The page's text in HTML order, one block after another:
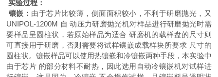
实验过程：
镶嵌： 由于芯片比较薄，侧面面积较小，不利于研磨抛光，又
UNIPOL-1200M 自 动压力研磨抛光机对样品进行研磨抛光时需
要样品呈圆柱状，若原始样品为适合 研磨机的载样盘的尺寸则
可直接用于研磨，否则需要将试样镶嵌成载样块所要求 尺寸的
圆柱状。镶嵌样品可以使用热镶嵌和冷镶嵌两种手段，本实验中
由于芯片 的部分材料不耐热，因此选用自动冷镶嵌机对试样进